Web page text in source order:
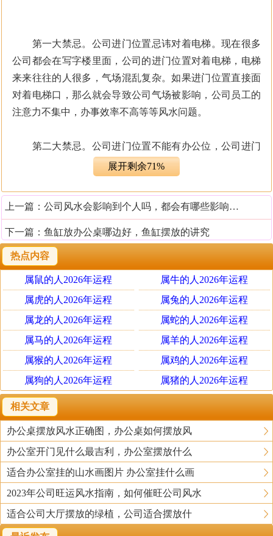
第一大禁忌。公司进门位置忌讳对着电梯。现在很多
公司都会在写字楼里面，公司的进门位置对着电梯，电梯
来来往往的人很多，气场混乱复杂。如果进门位置直接面
对着电梯口，那么就会导致公司气场被影响，公司员工的
注意力不集中，办事效率不高等等风水问题。
第二大禁忌。公司进门位置不能有办公位，公司进门
位置可以设置迎宾位，但是不能设置办公位。因为员工办
不佳，也会影响员工的办公状态。
第三大禁忌。公司进门位置也不能有厕所。如果公司
进门位置附近有厕所，作为公司的门面，和污秽之地临
近，可想而知对公司的影响是不利的。公司进门位置必须
保持干净整洁，亮亮堂堂。
第四大禁忌。公司进门位置，也不能设置垃圾桶，与
第三个禁忌是类似的原因。公司进门位置是公司的脸面，
必须保证环境整洁，没有异味。垃圾桶是垃圾的聚集地，
在风水中也被称为污秽之地，因此不能放在公司进门的位
置。
第五大禁忌。公司进门位置地垫颜色的选择不能随
意。公司进门位置，一般会放置地垫或者地毯，彰显公司
的尊贵。大部分人认为红色地垫显得喜庆，但这是针对家
居而言，公司要根据不同方位选择，比如东开门适合黑色;
西开门适合黄色;被开门适合图白色;南开门适合绿色。
第六大禁忌。公司进门位置，不能有大面积镜面装
展开剩余71%
上一篇： 公司风水会影响到个人吗，都会有哪些影响表现
下一篇： 鱼缸放办公桌哪边好，鱼缸摆放的讲究
热点内容
属鼠的人2026年运程
属牛的人2026年运程
属虎的人2026年运程
属兔的人2026年运程
属龙的人2026年运程
属蛇的人2026年运程
属马的人2026年运程
属羊的人2026年运程
属猴的人2026年运程
属鸡的人2026年运程
属狗的人2026年运程
属猪的人2026年运程
相关文章
办公桌摆放风水正确图，办公桌如何摆放风
办公室开门见什么最吉利，办公室摆放什么
适合办公室挂的山水画图片 办公室挂什么画
2023年公司旺运风水指南，如何催旺公司风水
适合公司大厅摆放的绿植，公司适合摆放什